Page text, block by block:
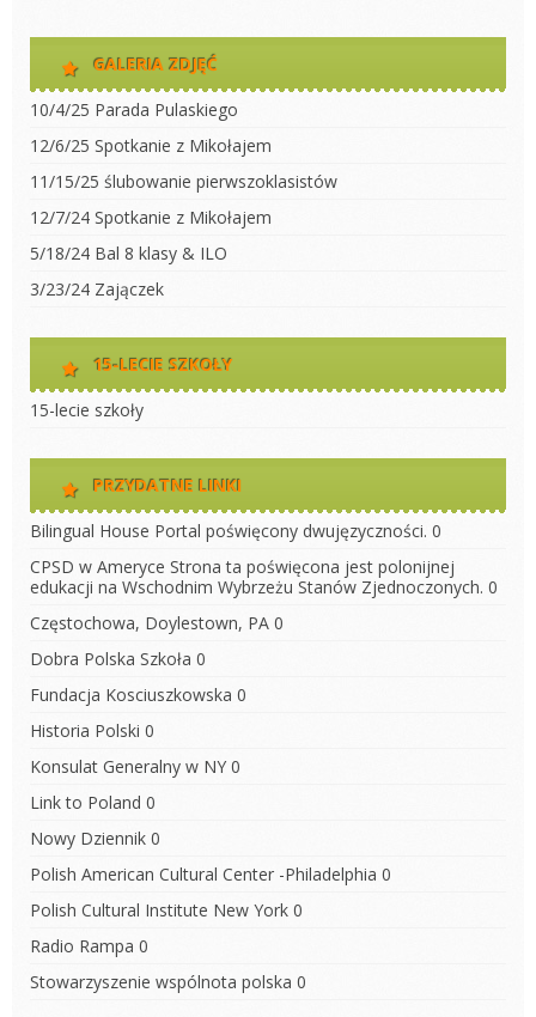
GALERIA ZDJĘĆ
10/4/25 Parada Pulaskiego
12/6/25 Spotkanie z Mikołajem
11/15/25 ślubowanie pierwszoklasistów
12/7/24 Spotkanie z Mikołajem
5/18/24 Bal 8 klasy & ILO
3/23/24 Zajączek
15-LECIE SZKOŁY
15-lecie szkoły
PRZYDATNE LINKI
Bilingual House Portal poświęcony dwujęzyczności. 0
CPSD w Ameryce Strona ta poświęcona jest polonijnej
edukacji na Wschodnim Wybrzeżu Stanów Zjednoczonych. 0
Częstochowa, Doylestown, PA 0
Dobra Polska Szkoła 0
Fundacja Kosciuszkowska 0
Historia Polski 0
Konsulat Generalny w NY 0
Link to Poland 0
Nowy Dziennik 0
Polish American Cultural Center -Philadelphia 0
Polish Cultural Institute New York 0
Radio Rampa 0
Stowarzyszenie wspólnota polska 0